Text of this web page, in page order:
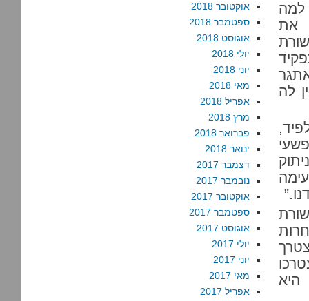
למה
את
לה
אוקטובר 2018
ספטמבר 2018
אוגוסט 2018
יולי 2018
יוני 2018
מאי 2018
אפריל 2018
מרץ 2018
פברואר 2018
ינואר 2018
דצמבר 2017
נובמבר 2017
אוקטובר 2017
ספטמבר 2017
אוגוסט 2017
יולי 2017
יוני 2017
מאי 2017
אפריל 2017